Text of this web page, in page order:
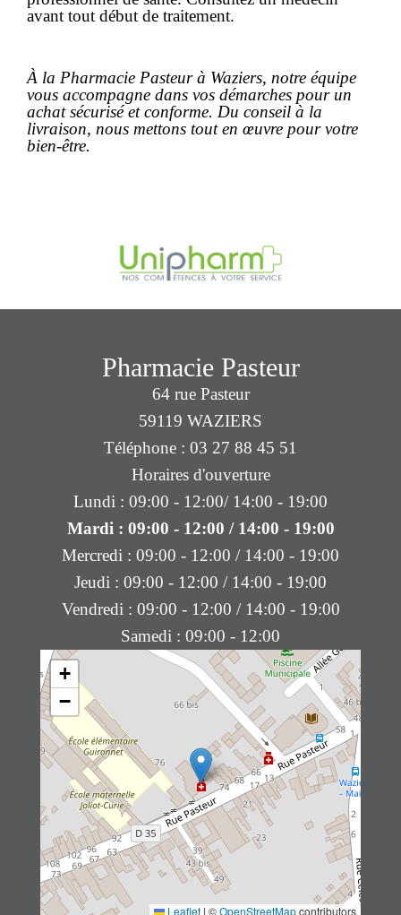
avant tout début de traitement.
À la Pharmacie Pasteur à Waziers, notre équipe
vous accompagne dans vos démarches pour un
achatsécurisé et conforme. Du conseil à la
livraison, nous mettons tout en œuvre pour votre
bien-être.
+
−
Leaflet | ©OpenStreetMapcontributors
Pharmacie Pasteur
64 rue Pasteur
59119 WAZIERS
Téléphone : 03 27 88 45 51
Horaires d'ouverture
Lundi : 09:00 - 12:00/ 14:00 - 19:00
Mardi : 09:00 - 12:00 / 14:00 - 19:00
Mercredi : 09:00 - 12:00 / 14:00 - 19:00
Jeudi : 09:00 - 12:00 / 14:00 - 19:00
Vendredi : 09:00 - 12:00 / 14:00 - 19:00
Samedi : 09:00 - 12:00